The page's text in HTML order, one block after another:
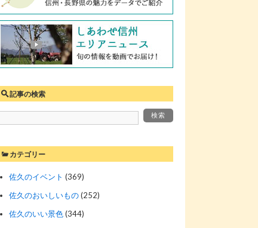
記事の検索
カテゴリー
佐久のイベント (369)
佐久のおいしいもの(252)
佐久のいい景色(344)